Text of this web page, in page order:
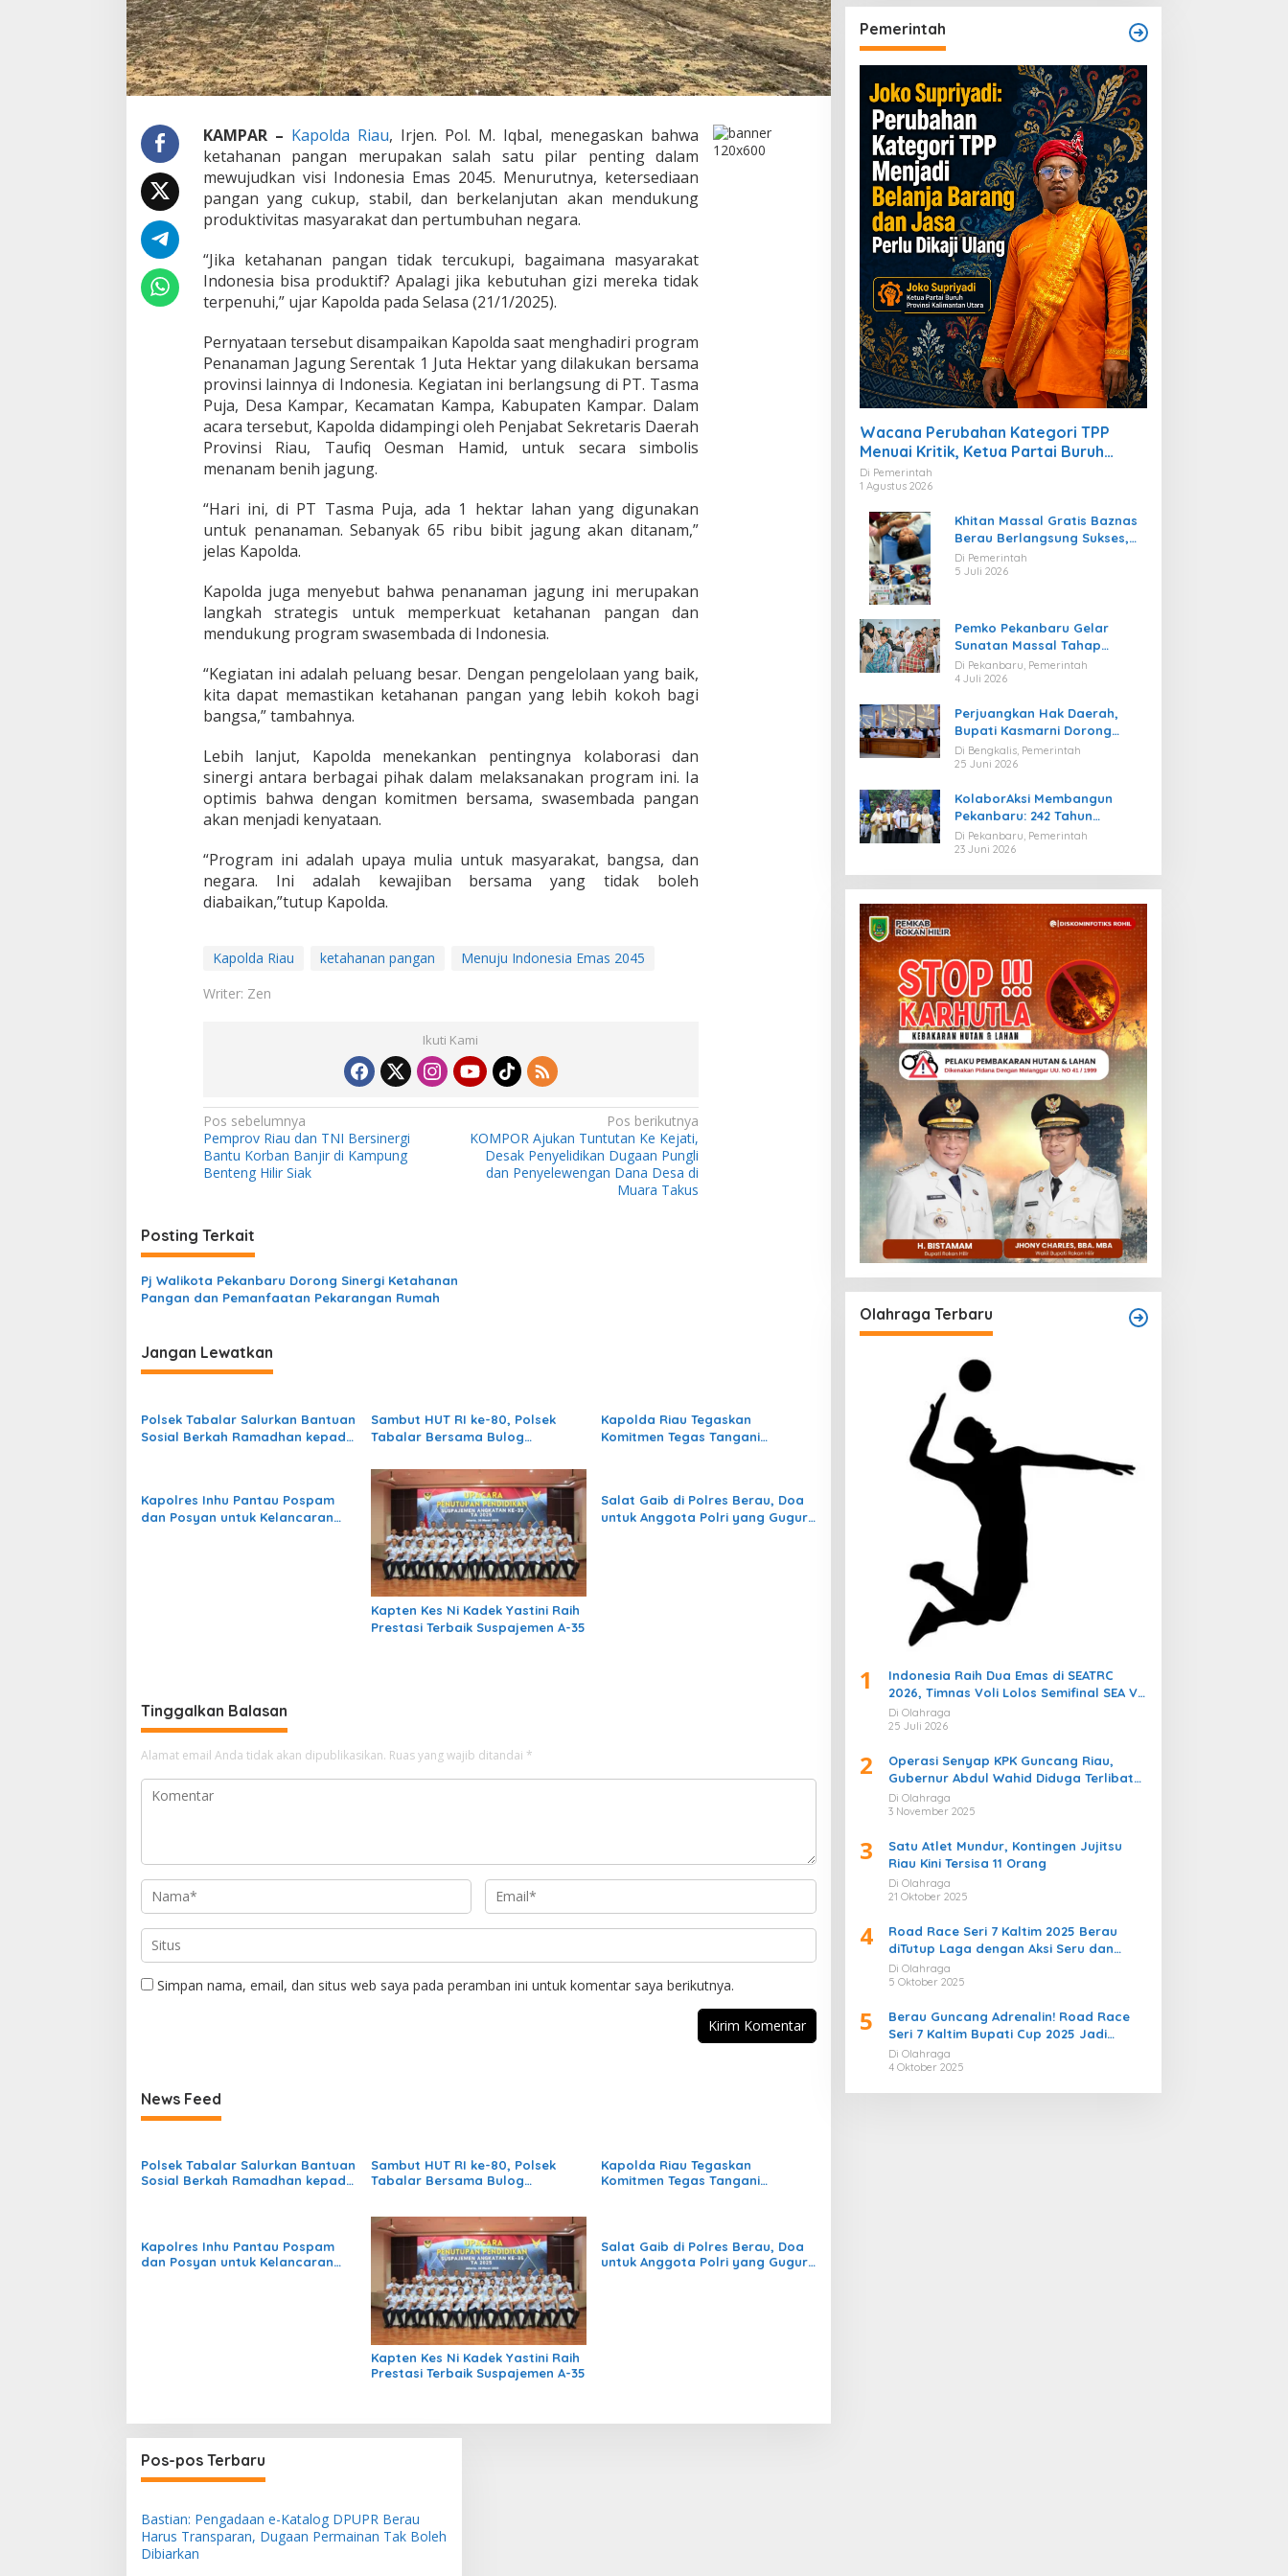
l
a
r
U
t
a
M
e
u
j
I
n
o
e
s
i
a
E
m
a
s
0
4
5
KAMPAR – Kapolda Riau, Irjen. Pol. M. Iqbal, menegaskan bahwa
ketahanan pangan merupakan salah satu pilar penting dalam
mewujudkan visi Indonesia Emas 2045. Menurutnya, ketersediaan
pangan yang cukup, stabil, dan berkelanjutan akan mendukung
produktivitas masyarakat dan pertumbuhan negara.
“Jika ketahanan pangan tidak tercukupi, bagaimana masyarakat
Indonesia bisa produktif? Apalagi jika kebutuhan gizi mereka tidak
terpenuhi,” ujar Kapolda pada Selasa (21/1/2025).
Pernyataan tersebut disampaikan Kapolda saat menghadiri program
Penanaman Jagung Serentak 1 Juta Hektar yang dilakukan bersama
provinsi lainnya di Indonesia. Kegiatan ini berlangsung di PT. Tasma
Puja, Desa Kampar, Kecamatan Kampa, Kabupaten Kampar. Dalam
acara tersebut, Kapolda didampingi oleh Penjabat Sekretaris Daerah
Provinsi Riau, Taufiq Oesman Hamid, untuk secara simbolis
menanam benih jagung.
“Hari ini, di PT Tasma Puja, ada 1 hektar lahan yang digunakan
untuk penanaman. Sebanyak 65 ribu bibit jagung akan ditanam,”
jelas Kapolda.
Kapolda juga menyebut bahwa penanaman jagung ini merupakan
langkah strategis untuk memperkuat ketahanan pangan dan
mendukung program swasembada di Indonesia.
“Kegiatan ini adalah peluang besar. Dengan pengelolaan yang baik,
kita dapat memastikan ketahanan pangan yang lebih kokoh bagi
bangsa,” tambahnya.
Lebih lanjut, Kapolda menekankan pentingnya kolaborasi dan
sinergi antara berbagai pihak dalam melaksanakan program ini. Ia
optimis bahwa dengan komitmen bersama, swasembada pangan
akan menjadi kenyataan.
“Program ini adalah upaya mulia untuk masyarakat, bangsa, dan
negara. Ini adalah kewajiban bersama yang tidak boleh
diabaikan,”tutup Kapolda.
Kapolda Riau ketahanan pangan
Menuju Indonesia Emas 2045
Writer: Zen
Ikuti Kami
N
a
v
g
a
s
i
p
o
Pos sebelumnya
Pemprov Riau dan TNI Bersinergi
Bantu Korban Banjir di Kampung
Benteng Hilir Siak
Pos berikutnya
KOMPOR Ajukan Tuntutan Ke Kejati,
Desak Penyelidikan Dugaan Pungli
dan Penyelewengan Dana Desa di
Muara Takus
Posting Terkait
Pj Walikota Pekanbaru Dorong Sinergi Ketahanan
Pangan dan Pemanfaatan Pekarangan Rumah
Jangan Lewatkan
Polsek Tabalar Salurkan Bantuan
Sosial Berkah Ramadhan kepada
Sambut HUT RI ke-80, Polsek
Tabalar Bersama Bulog
Kapolda Riau Tegaskan
Komitmen Tegas Tangani
Kapolres Inhu Pantau Pospam
dan Posyan untuk Kelancaran
Kapten Kes Ni Kadek Yastini Raih
Prestasi Terbaik Suspajemen A-35
Salat Gaib di Polres Berau, Doa
untuk Anggota Polri yang Gugur
Tinggalkan Balasan
Alamat email Anda tidak akan dipublikasikan. Ruas yang wajib ditandai *
Simpan nama, email, dan situs web saya pada peramban ini untuk komentar saya berikutnya.
News Feed
Polsek Tabalar Salurkan Bantuan
Sosial Berkah Ramadhan kepada
Sambut HUT RI ke-80, Polsek
Tabalar Bersama Bulog
Kapolda Riau Tegaskan
Komitmen Tegas Tangani
Kapolres Inhu Pantau Pospam
dan Posyan untuk Kelancaran
Kapten Kes Ni Kadek Yastini Raih
Prestasi Terbaik Suspajemen A-35
Salat Gaib di Polres Berau, Doa
untuk Anggota Polri yang Gugur
Pemerintah
Wacana Perubahan Kategori TPP
Menuai Kritik, Ketua Partai Buruh
Kaltara Tekankan Kepatuhan Regulasi
Di Pemerintah
1 Agustus 2026
Khitan Massal Gratis Baznas
Berau Berlangsung Sukses,
Hadirkan Kebahagiaan bagi
Puluhan Anak
Di Pemerintah
5 Juli 2026
Pemko Pekanbaru Gelar
Sunatan Massal Tahap
Kedua, 100 Anak Ikuti Khitan
Gratis
Di Pekanbaru, Pemerintah
4 Juli 2026
Perjuangkan Hak Daerah,
Bupati Kasmarni Dorong
BUMD PT BLJ Diprioritaskan
Kelola Migas
Di Bengkalis, Pemerintah
25 Juni 2026
KolaborAksi Membangun
Pekanbaru: 242 Tahun
Melangkah Menuju Kota yang
Lebih Maju
Di Pekanbaru, Pemerintah
23 Juni 2026
Olahraga Terbaru
1
Indonesia Raih Dua Emas di SEATRC
2026, Timnas Voli Lolos Semifinal SEA V
Cup! Pekan Olahraga Nasional
Bergemuruh
Di Olahraga
25 Juli 2026
2
Operasi Senyap KPK Guncang Riau,
Gubernur Abdul Wahid Diduga Terlibat
Kasus Korupsi Proyek
Di Olahraga
3 November 2025
3
Satu Atlet Mundur, Kontingen Jujitsu
Riau Kini Tersisa 11 Orang
Di Olahraga
21 Oktober 2025
4
Road Race Seri 7 Kaltim 2025 Berau
diTutup Laga dengan Aksi Seru dan
Penuh Sportivitas
Di Olahraga
5 Oktober 2025
5
Berau Guncang Adrenalin! Road Race
Seri 7 Kaltim Bupati Cup 2025 Jadi
Momentum Lahirnya Sirkuit Permanen
2026
Di Olahraga
4 Oktober 2025
Pos-pos Terbaru
Bastian: Pengadaan e-Katalog DPUPR Berau
Harus Transparan, Dugaan Permainan Tak Boleh
Dibiarkan